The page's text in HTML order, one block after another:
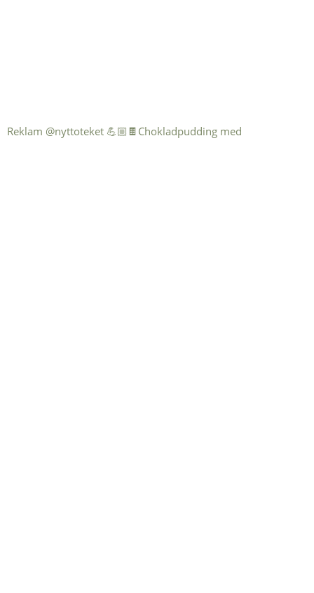
Reklam @nyttoteket 💪🏼🍫Chokladpudding med